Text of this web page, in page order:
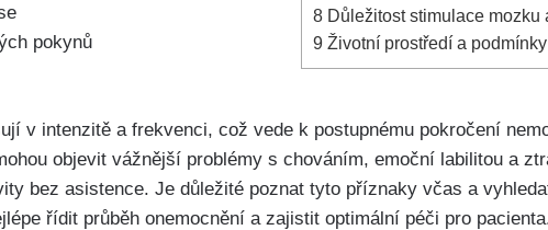
8 Důležitost stimulace
9 Životní prostředí a
pokynů
v intenzitě a frekvenci, což vede k postupnému pokročení
objevit vážnější problémy s chováním, emoční labilitou a
bez asistence. Je důležité poznat tyto příznaky včas a
řídit průběh onemocnění a zajistit optimální péči pro